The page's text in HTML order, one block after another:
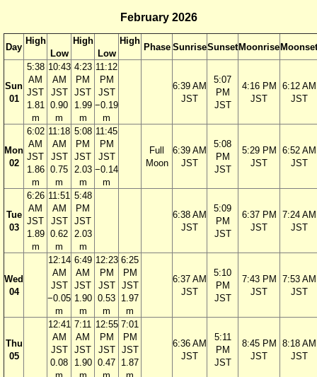
February 2026
Day
High
Low
High
Low
High
Phase SunriseSunset Moonrise Moonset
Sun
01
5:38
AM
JST
1.81
m
10:43
AM
JST
0.90
m
4:23
PM
JST
1.99
m
11:12
PM
JST
−0.19
m
6:39 AM
JST
5:07
PM
JST
4:16 PM
JST
6:12 AM
JST
Mon
02
6:02
AM
JST
1.86
m
11:18
AM
JST
0.75
m
5:08
PM
JST
2.03
m
11:45
PM
JST
−0.14
m
Full
Moon
6:39 AM
JST
5:08
PM
JST
5:29 PM
JST
6:52 AM
JST
Tue
03
6:26
AM
JST
1.89
m
11:51
AM
JST
0.62
m
5:48
PM
JST
2.03
m
6:38 AM
JST
5:09
PM
JST
6:37 PM
JST
7:24 AM
JST
Wed
04
12:14
AM
JST
−0.05
m
6:49
AM
JST
1.90
m
12:23
PM
JST
0.53
m
6:25
PM
JST
1.97
m
6:37 AM
JST
5:10
PM
JST
7:43 PM
JST
7:53 AM
JST
Thu
05
12:41
AM
JST
0.08
7:11
AM
JST
1.90
12:55
PM
JST
0.47
7:01
PM
JST
1.87
6:36 AM
JST
5:11
PM
JST
8:45 PM
JST
8:18 AM
JST